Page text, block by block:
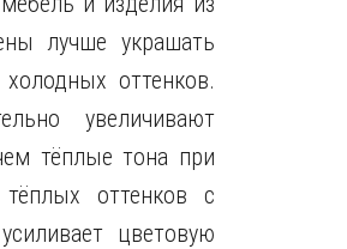
лучше украшать
оттенков.
увеличивают
тёплые тона при
оттенков с
цветовую